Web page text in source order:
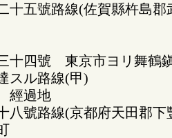
十五號路線(佐賀縣杵島郡
十四號 東京市ヨリ舞鶴
スル路線(甲)
經過地
八號路線(京都府天田郡